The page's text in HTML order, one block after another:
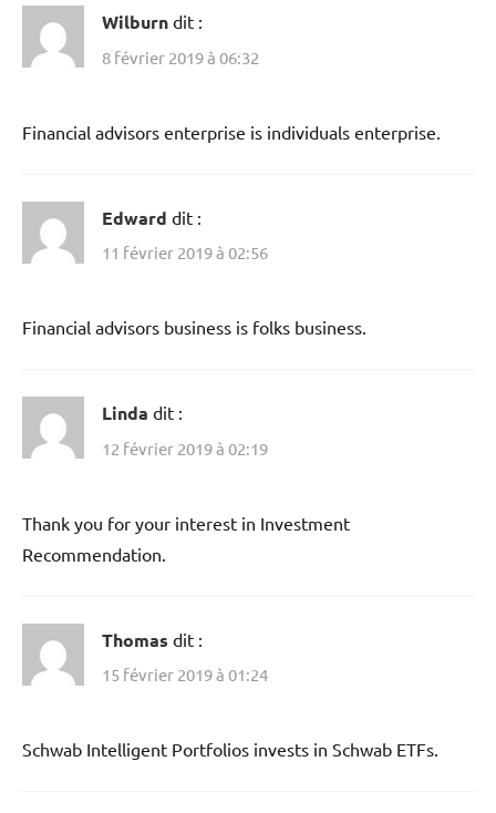
Wilburn dit :
8 février 2019 à 06:32
Financial advisors enterprise is individuals enterprise.
Edward dit :
11 février 2019 à 02:56
Financial advisors business is folks business.
Linda dit :
12 février 2019 à 02:19
Thank you for your interest in Investment
Recommendation.
Thomas dit :
15 février 2019 à 01:24
Schwab Intelligent Portfolios invests in Schwab ETFs.